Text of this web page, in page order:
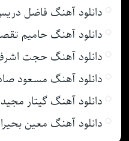
دانلود آهنگ فاضل
دانلود آهنگ حامیم
دانلود آهنگ حجت اشرف
دانلود آهنگ مسعود
دانلود آهنگ گیتار
دانلود آهنگ معین